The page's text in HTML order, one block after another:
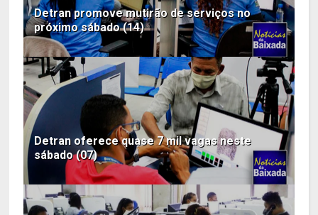
Detran promove mutirão de serviços no
próximo sábado (14)
Detran oferece quase 7 mil vagas neste
sábado (07)